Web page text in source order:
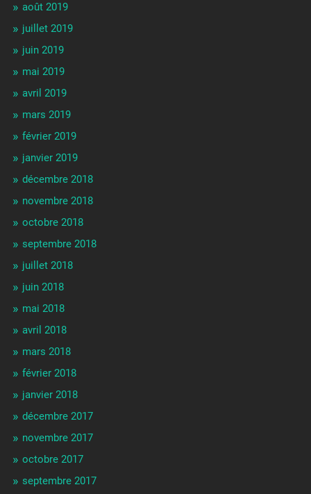
août 2019
juillet 2019
juin 2019
mai 2019
avril 2019
mars 2019
février 2019
janvier 2019
décembre 2018
novembre 2018
octobre 2018
septembre 2018
juillet 2018
juin 2018
mai 2018
avril 2018
mars 2018
février 2018
janvier 2018
décembre 2017
novembre 2017
octobre 2017
septembre 2017